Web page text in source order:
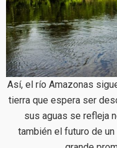
Así, el río Amazonas
tierra que espera ser
sus aguas se refleja
también el futuro de